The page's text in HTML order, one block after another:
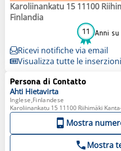
Karoliinankatu 15 11100
Finlandia
11 Anni su
Ricevi notifiche via email
Visualizza tutte le
Persona di Contatto
Ahti Hietavirta
Inglese,Finlandese
Karoliinankatu 15 11100 Riihimäki
Mostra
Mostra